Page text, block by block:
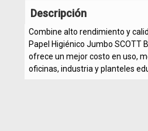
Descripción
Combine alto rendimiento y
Papel Higiénico Jumbo SCOTT
ofrece un mejor costo en uso,
oficinas, industria y planteles